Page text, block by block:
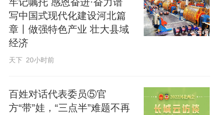
“树坑半径要比树苗根部的土球大20厘米到
30厘米，深度略深于容器高度，回填土必
须压实……”林场技术员曾利民的讲解简短
便迫不及待地拿起工具，走入林地。
写中国式现代化建设河北篇
章丨做强特色产业 壮大县域
经济
天下 20小时前
百姓对话代表委员⑤官
方“带”娃，“三点半”难题不再